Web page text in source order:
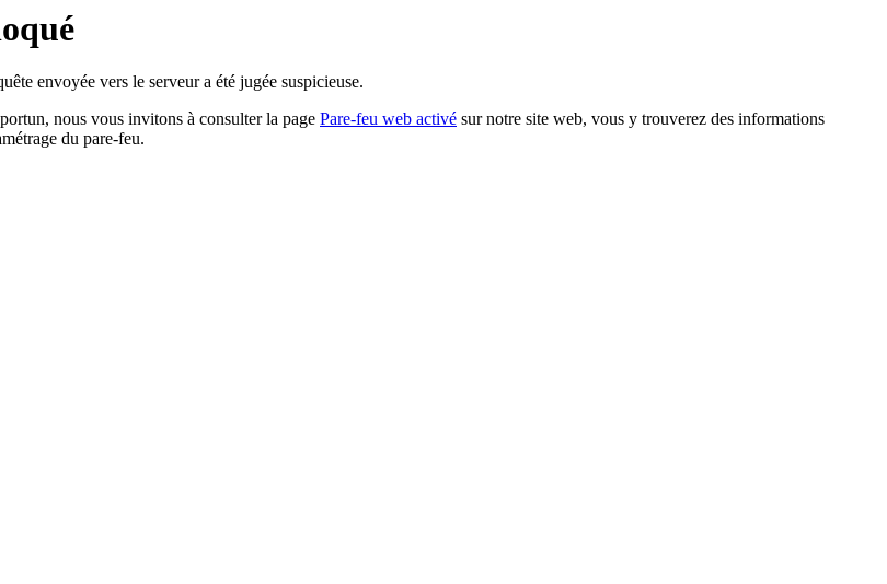
envoyée vers le serveur a été jugée suspicieuse.
nous vous invitons à consulter la page Pare-feu web activé sur notre site web, vous y trouverez des informations
du pare-feu.